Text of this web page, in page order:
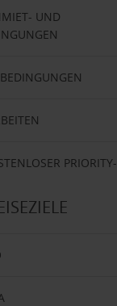
UND
PRIORITY-